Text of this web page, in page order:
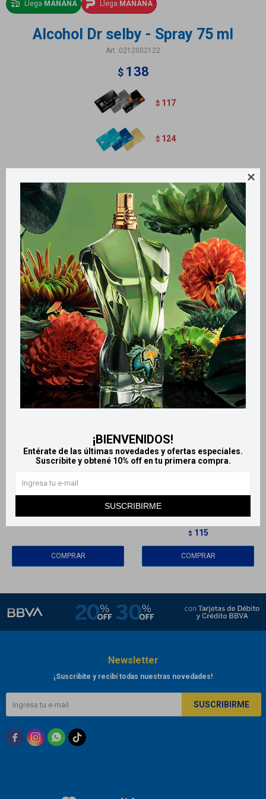

¡BIENVENIDOS!
Entérate de las últimas novedades y ofertas especiales.
Suscribite y obtené 10% off en tu primera compra.
SUSCRIBIRME
Llega MAÑANA Llega MAÑANA
Alcohol Dr selby - Spray 75 ml
0212002122
$ 138
$ 117
$ 124
Métodos y costos de envío
Retiros gratuitos en tiendas
Productos que te pueden interesar
LlegaMAÑANA
MAÑANA
Llega MAÑANA
Paracetamol Szabo 500 Mg
10 Comprimidos
$ 115
Newsletter
¡Suscribite y recibí todas nuestras novedades!
SUSCRIBIRME
  